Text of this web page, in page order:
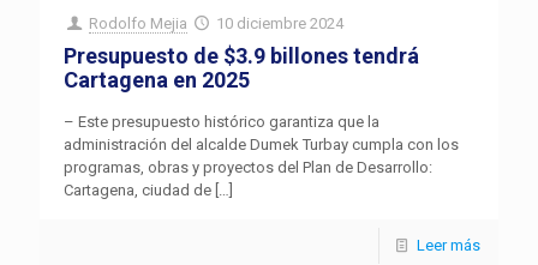
Rodolfo Mejia 10 diciembre 2024
Presupuesto de $3.9 billones tendrá
Cartagena en 2025
– Este presupuesto histórico garantiza que la
administración del alcalde Dumek Turbay cumpla con los
programas, obras y proyectos del Plan de Desarrollo:
Cartagena, ciudad de
Leer más